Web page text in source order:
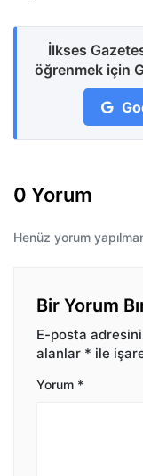
İlkses
öğrenmek için
0 Yorum
Henüz yorum
Bir Yorum
E-posta
alanlar * ile
Yorum *